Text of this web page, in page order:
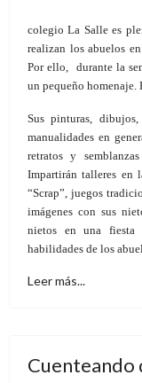
colegio La Salle es
realizan los abuelos
Por ello, durante la
un pequeño homenaje.
Sus pinturas, dibujos,
manualidades en
retratos y
Impartirán talleres en
“Scrap”, juegos
imágenes con sus
nietos en una fiesta
habilidades de los
Leer más...
Cuenteando